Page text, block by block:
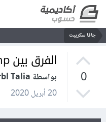
جافا سكريبت
0
الفرق بين php و HTML أيهما احسن
بواسطة Sharbl Talia
20 أبريل 2020